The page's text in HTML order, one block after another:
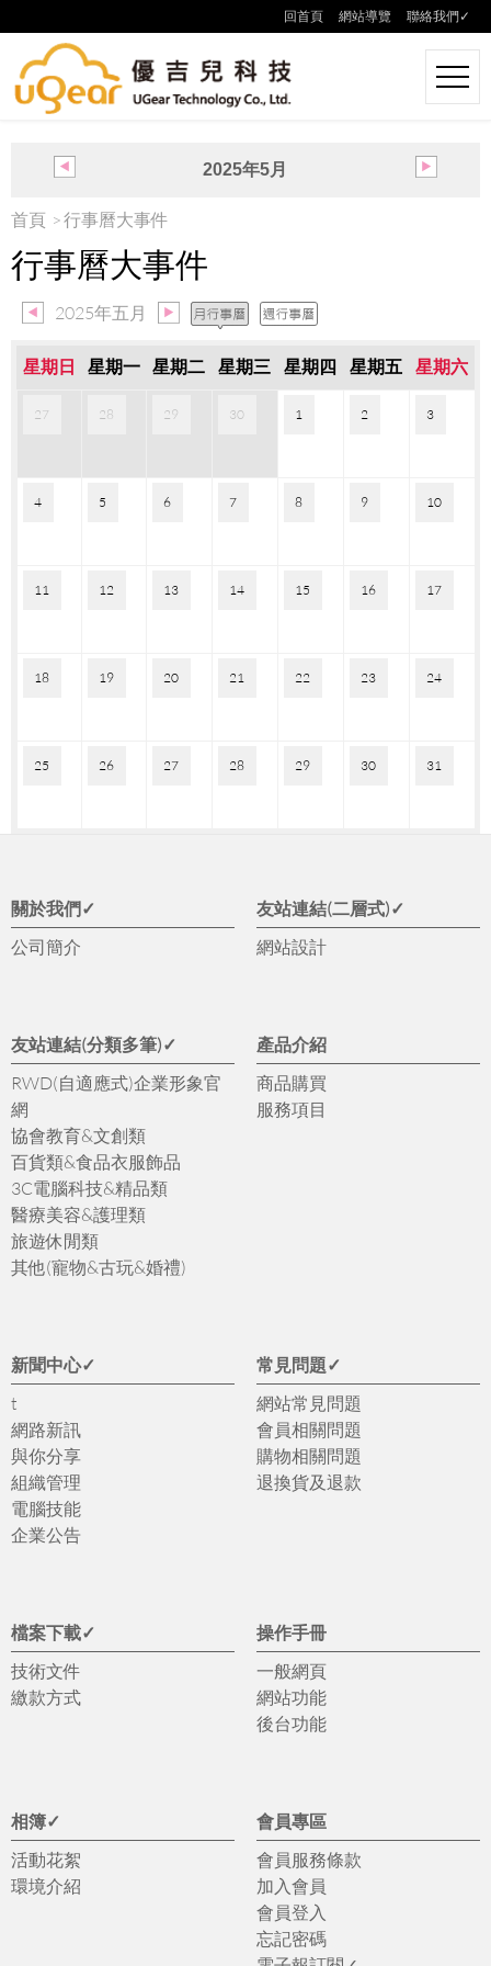
回首頁 網站導覽 聯絡我們✓
2025年5月
日 一
4
5 6
11
12 13
18
19 20 21 22
28 29
首頁 行事曆大事件
行事曆大事件
2025年五月
星期日 星期一 星期二 星期三 星期四 星期五 星期六
27 28 29 30 1 2 3
4 5 6 7 8 9 10
11 12 13 14 15 16 17
18 19 20 21 22 23 24
25 26 27 28 29 30 31
關於我們✓
公司簡介
友站連結(二層式)✓
網站設計
友站連結(分類多筆)✓
RWD(自適應式)企業形象官
網
協會教育&文創類
百貨類&食品衣服飾品
3C電腦科技&精品類
醫療美容&護理類
旅遊休閒類
其他(寵物&古玩&婚禮)
產品介紹
商品購買
服務項目
新聞中心✓
t
網路新訊
與你分享
組織管理
電腦技能
企業公告
常見問題✓
網站常見問題
會員相關問題
購物相關問題
退換貨及退款
檔案下載✓
技術文件
繳款方式
操作手冊
一般網頁
網站功能
後台功能
相簿✓
活動花絮
環境介紹
會員專區
會員服務條款
加入會員
會員登入
忘記密碼